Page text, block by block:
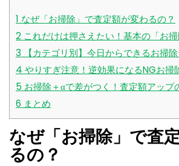
1 なぜ「お掃除」で査定額が変わるの？
2 これだけは押さえたい！基本の「お掃
3 【カテゴリ別】今日からできるお掃
4 やりすぎ注意！逆効果になるNGお掃
5 お掃除＋αで差がつく！査定額アップ
6 まとめ
なぜ「お掃除」で査
るの？